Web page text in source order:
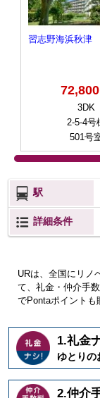
習志野海浜秋津
3DK
2-5-4号
501号
駅
詳細条件
URは、全国にリノ
て、礼金・仲介手
でPontaポイントも
1.礼金
ゆとりの
2.仲介